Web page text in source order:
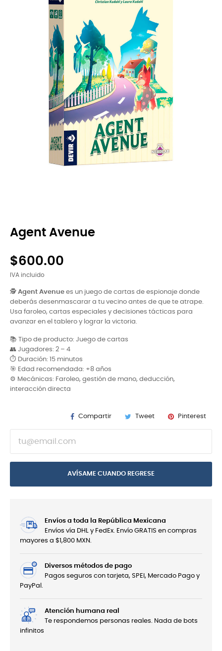
Agent Avenue
$600.00
IVA incluido
🕵️ Agent Avenue es un juego de cartas de espionaje donde
deberás desenmascarar a tu vecino antes de que te atrape.
Usa faroleo, cartas especiales y decisiones tácticas para
avanzar en el tablero y lograr la victoria.
📚 Tipo de producto: Juego de cartas
👥 Jugadores: 2 – 4
⏱️ Duración: 15 minutos
🎯 Edad recomendada: +8 años
⚙️ Mecánicas: Faroleo, gestión de mano, deducción,
interacción directa
Compartir Tweet Pinterest
AVÍSAME CUANDO REGRESE
Envíos a toda la República Mexicana
Envíos vía DHL y FedEx. Envío GRATIS en compras
mayores a $1,800 MXN.
Diversos métodos de pago
Pagos seguros con tarjeta, SPEI, Mercado Pago y
PayPal.
Atención humana real
Te respondemos personas reales. Nada de bots
infinitos